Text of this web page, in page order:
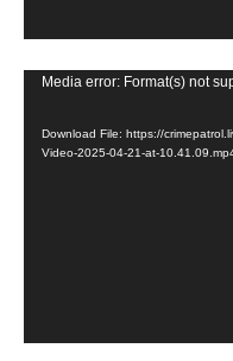
Media error: Format(s) not
Download File: https://
Video-2025-04-21-at-